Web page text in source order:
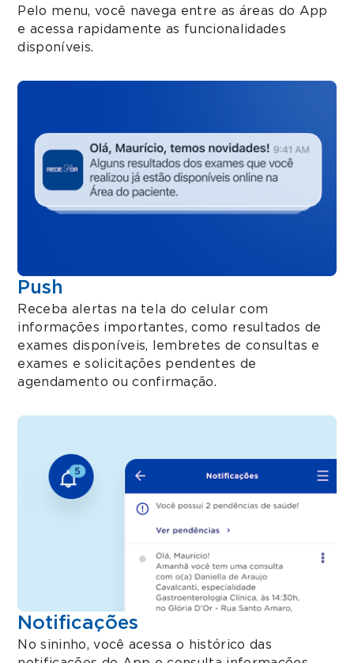
Pelo menu, você navega entre as áreas do App
e acessa rapidamente as funcionalidades
disponíveis.
Push
Receba alertas na tela do celular com
informações importantes, como resultados de
exames disponíveis, lembretes de consultas e
exames e solicitações pendentes de
agendamento ou confirmação.
Notificações
No sininho, você acessa o histórico das